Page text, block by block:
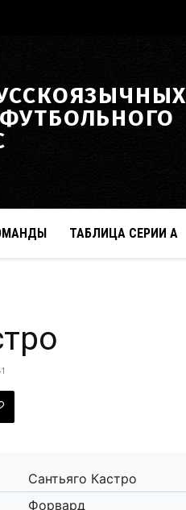
ТАБЛИЦА СЕРИИ А
Сантьяго Кастро
Форвард